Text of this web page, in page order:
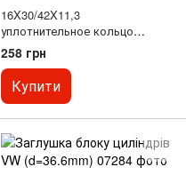
16X30/42X11,3
уплотнительное кольцо
селектора коробки передач
be3,be4 PSA
258 грн
Купити